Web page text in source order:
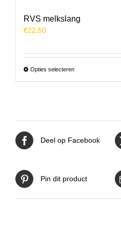
RVS melkslang
€22,50
Opties selecterenDit
Deze
kan
op
productpagina
Deel op Facebook
Pin dit product